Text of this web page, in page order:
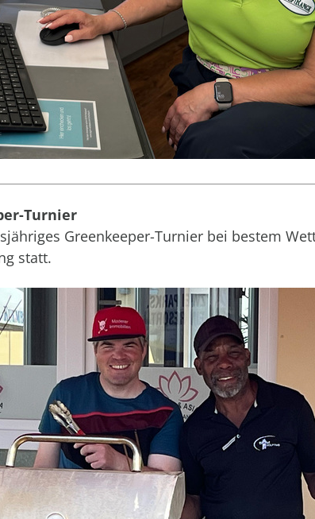
Turnier
Greenkeeper-Turnier bei bestem
statt.